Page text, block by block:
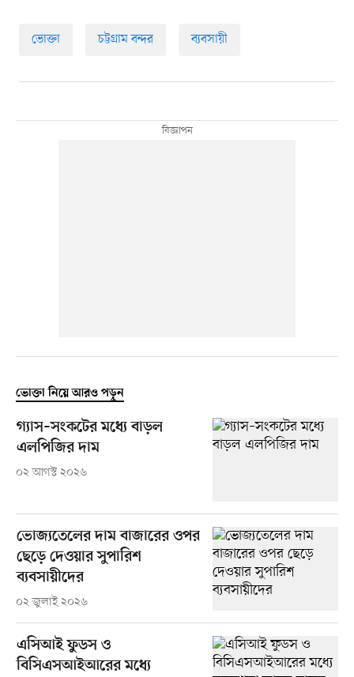
ভোক্তা চট্টগ্রাম বন্দর ব্যবসায়ী
ভোক্তা নিয়ে আরও পড়ুন
গ্যাস–সংকটের মধ্যে বাড়ল
এলপিজির দাম
০২ আগস্ট ২০২৬
ভোজ্যতেলের দাম বাজারের ওপর
ছেড়ে দেওয়ার সুপারিশ
ব্যবসায়ীদের
০২ জুলাই ২০২৬
এসিআই ফুডস ও
বিসিএসআইআরের মধ্যে